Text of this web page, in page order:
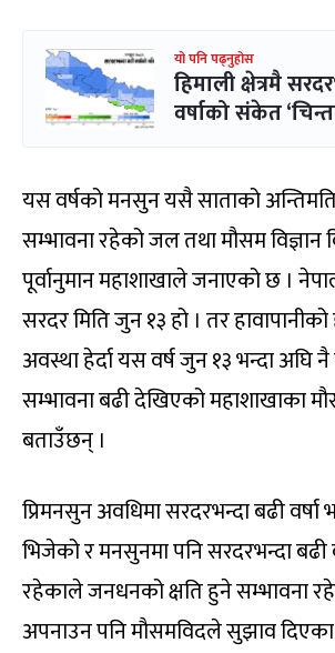
यो पनि पढ्नुहोस
हिमाली क्षेत्रमै
वर्षाको संकेत
यस वर्षको मनसुन यसै साताको
सम्भावना रहेको जल तथा मौसम विज्ञान
पूर्वानुमान महाशाखाले जनाएको छ ।
सरदर मिति जुन १३ हो । तर
अवस्था हेर्दा यस वर्ष जुन १३ भन्दा अघि
सम्भावना बढी देखिएको महाशाखाका
बताउँछन् ।
प्रिमनसुन अवधिमा सरदरभन्दा बढी
भिजेको र मनसुनमा पनि सरदरभन्दा बढी
रहेकाले जनधनको क्षति हुने सम्भावना
अपनाउन पनि मौसमविदले सुझाव